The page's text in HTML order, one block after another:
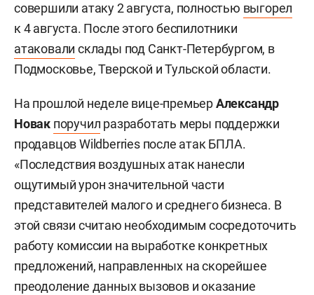
совершили атаку 2 августа, полностью выгорел
к 4 августа. После этого беспилотники
атаковали склады под Санкт-Петербургом, в
Подмосковье, Тверской и Тульской области.
На прошлой неделе вице-премьерАлександр
Новак поручил разработать меры поддержки
продавцов Wildberries после атак БПЛА.
«Последствия воздушных атак нанесли
ощутимый урон значительной части
представителей малого и среднего бизнеса. В
этой связи считаю необходимым сосредоточить
работу комиссии на выработке конкретных
предложений, направленных на скорейшее
преодоление данных вызовов и оказание